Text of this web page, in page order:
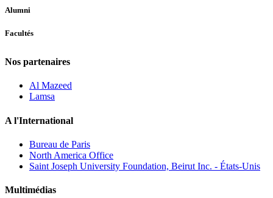
Alumni
Facultés
Nos partenaires
Al Mazeed
Lamsa
A l'International
Bureau de Paris
North America Office
Saint Joseph University Foundation, Beirut Inc. - États-Unis
Multimédias